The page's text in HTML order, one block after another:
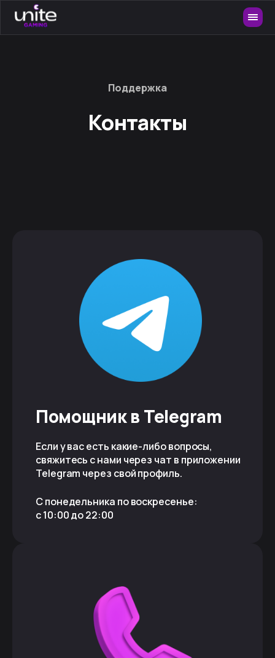
Поддержка
Контакты
Помощник в Telegram
Если у вас есть какие-либо вопросы,
свяжитесь с нами через чат в приложении
Telegram через свой профиль.
С понедельника по воскресенье:
с 10:00 до 22:00